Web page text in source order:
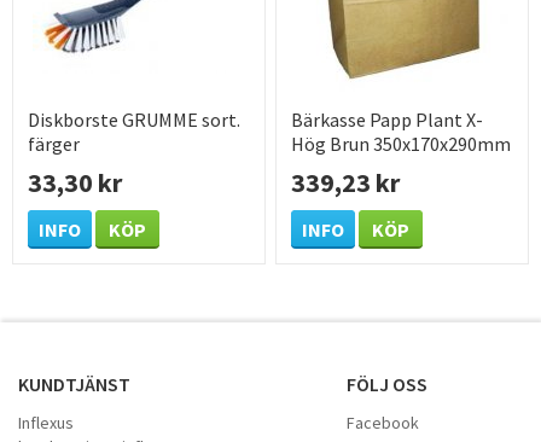
Diskborste GRUMME sort.
färger
33,30 kr
INFO KÖP
Bärkasse Papp Plant X-
Hög Brun 350x170x290mm
339,23 kr
INFO KÖP
KUNDTJÄNST
Inflexus
FÖLJ OSS
Facebook